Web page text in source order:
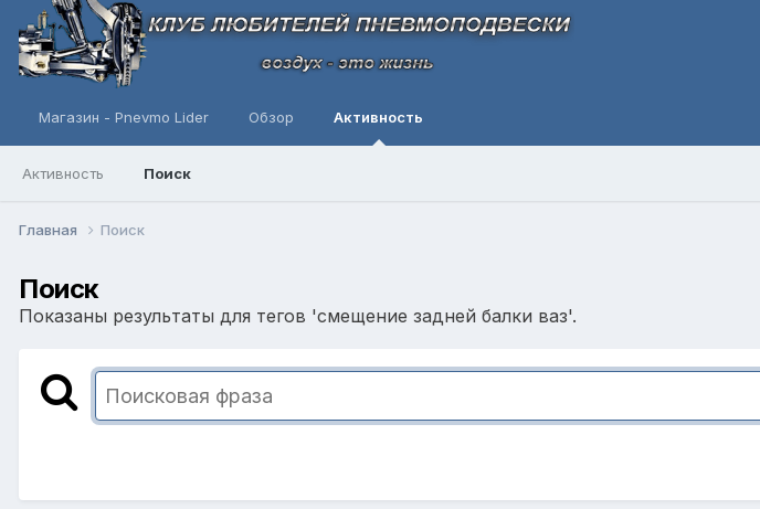
Магазин - Pnevmo Lider Обзор Активность
Активность Поиск
Главная Поиск
Поиск
Показаны результаты для тегов 'смещение задней балки ваз'.